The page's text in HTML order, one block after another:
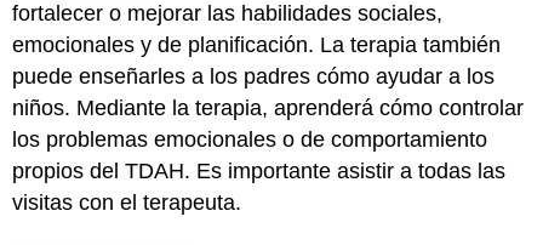
fortalecer o mejorar las habilidades sociales,
emocionales y de planificación. La terapia también
puede enseñarles a los padres cómo ayudar a los
niños. Mediante la terapia, aprenderá cómo controlar
los problemas emocionales o de comportamiento
propios del TDAH. Es importante asistir a todas las
visitas con el terapeuta.